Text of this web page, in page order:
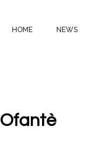
HOME NEWS
Ofantè